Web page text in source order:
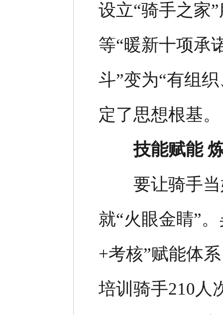
设立“骑手之家
等“暖新十项承
斗”变为“有组
定了思想根基。
技能赋能
要让骑手当
就“火眼金睛”
+考核”赋能体
培训骑手210人